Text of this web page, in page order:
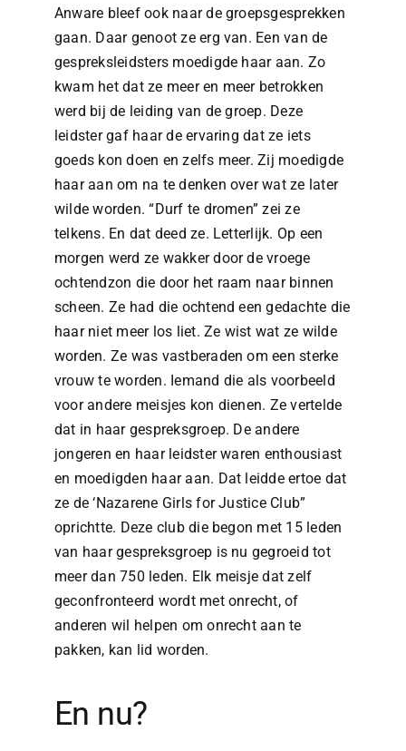
Anware bleef ook naar de groepsgesprekken
gaan. Daar genoot ze erg van. Een van de
gespreksleidsters moedigde haar aan. Zo
kwam het dat ze meer en meer betrokken
werd bij de leiding van de groep. Deze
leidster gaf haar de ervaring dat ze iets
goeds kon doen en zelfs meer. Zij moedigde
haar aan om na te denken over wat ze later
wilde worden. “Durf te dromen” zei ze
telkens. En dat deed ze. Letterlijk. Op een
morgen werd ze wakker door de vroege
ochtendzon die door het raam naar binnen
scheen. Ze had die ochtend een gedachte die
haar niet meer los liet. Ze wist wat ze wilde
worden. Ze was vastberaden om een sterke
vrouw te worden. Iemand die als voorbeeld
voor andere meisjes kon dienen. Ze vertelde
dat in haar gespreksgroep. De andere
jongeren en haar leidster waren enthousiast
en moedigden haar aan. Dat leidde ertoe dat
ze de ‘Nazarene Girls for Justice Club”
oprichtte. Deze club die begon met 15 leden
van haar gespreksgroep is nu gegroeid tot
meer dan 750 leden. Elk meisje dat zelf
geconfronteerd wordt met onrecht, of
anderen wil helpen om onrecht aan te
pakken, kan lid worden.
En nu?